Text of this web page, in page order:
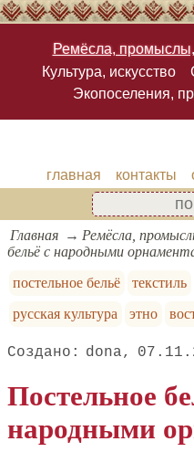
Ремёсла,
Культура, искусство
Экопоселения,
главная контакты
Главная Ремёсла,
бельё с народными
постельное бельё
текстиль
русская культура
этно
dona
Постельное
народными